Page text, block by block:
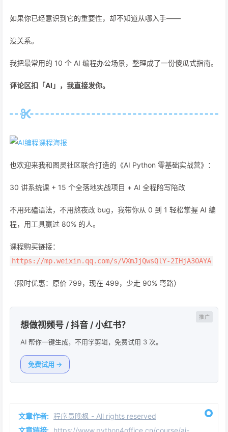
如果你已经意识到它的重要性，却不知道从哪入手——
没关系。
我把最常用的 10 个 AI 编程办公场景，整理成了一份傻瓜式指南。
评论区扣「AI」，我直接发你。
也欢迎来我和图灵社区联合打造的《AI Python 零基础实战营》：
30 讲系统课 + 15 个全落地实战项目 + AI 全程陪写陪改
不用死磕语法，不用熬夜改 bug，我带你从 0 到 1 轻松掌握 AI 编
程，用工具赢过 80% 的人。
课程购买链接：
https://mp.weixin.qq.com/s/VXmJjQwsQlY-2IHjA3OAYA
（限时优惠：原价 799，现在 499，少走 90% 弯路）
想做视频号 / 抖音 / 小红书？
AI 帮你一键生成，不用学剪辑，免费试用 3 次。
免费试用 →
文章作者: 程序员晚枫 - All rights reserved
文章链接: https://www.python4office.cn/course/ai-